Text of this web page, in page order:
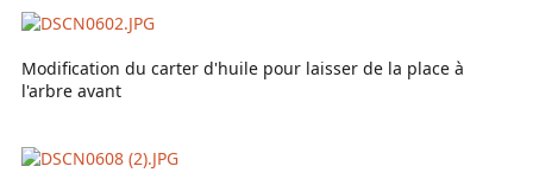
Modification du carter d'huile pour laisser de la place à
l'arbre avant